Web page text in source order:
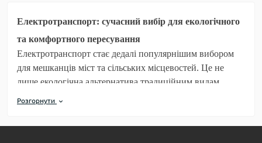
Електротранспорт: сучасний вибір для екологічного
та комфортного пересування
Електротранспорт стає дедалі популярнішим вибором
для мешканців міст та сільських місцевостей. Це не
лише екологічна альтернатива традиційним видам
поширеними видами електротранспорту є
Розгорнути